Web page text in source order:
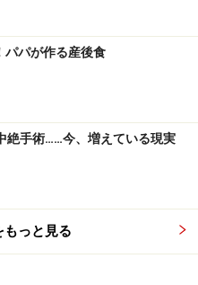
パパが作る産後食
絶手術……今、増えている現実
もっと見る